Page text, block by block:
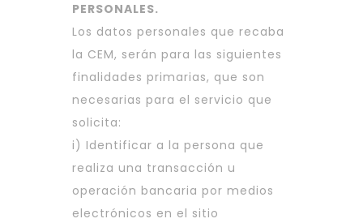
PERSONALES.
Los datos personales que recaba
la CEM, serán para las siguientes
finalidades primarias, que son
necesarias para el servicio que
solicita:
i) Identificar a la persona que
realiza una transacción u
operación bancaria por medios
electrónicos en el sitio